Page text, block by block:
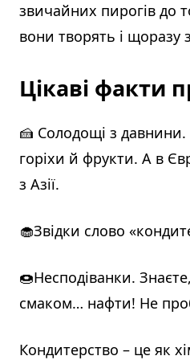
звичайних пирогів до
вони творять і щоразу
Цікаві факти
🍰 Солодощі з
горіхи й фрукти. А в
з Азії.
🧁Звідки слово
🍩Несподіванки.
смаком… нафти! Не
Кондитерство – це як